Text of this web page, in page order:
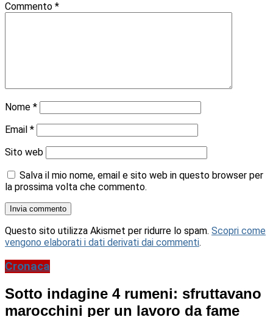
Commento *
Nome *
Email *
Sito web
Salva il mio nome, email e sito web in questo browser per
la prossima volta che commento.
Questo sito utilizza Akismet per ridurre lo spam. Scopri come
vengono elaborati i dati derivati dai commenti.
Cronaca
Sotto indagine 4 rumeni: sfruttavano
marocchini per un lavoro da fame